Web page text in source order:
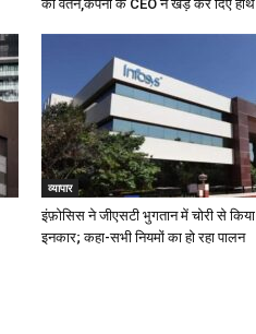
का वेतन,कंपनी के CEO ने खड़े कर दिए हाथ
व्यापार
इंफ़ोसिस ने जीएसटी भुगतान में चोरी से किया
इनकार; कहा-सभी नियमों का हो रहा पालन